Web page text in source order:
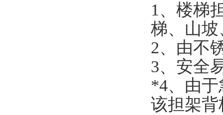
1、楼梯
梯、山
2、由不
3、安全
*4、由
该担架